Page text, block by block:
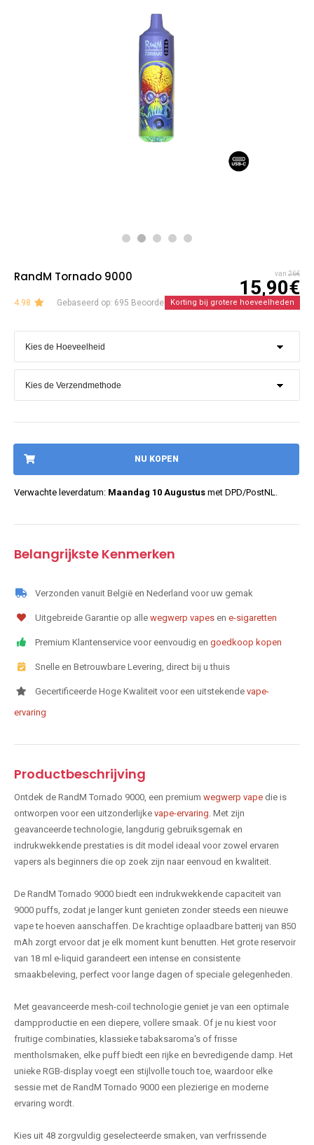
RandM Tornado 9000 van 26€
15,90€
4.98 Gebaseerd op: 695 BeoordelingenKorting bij grotere hoeveelheden
NU KOPEN
Verwachte leverdatum: Maandag 10 Augustus met DPD/PostNL.
Belangrijkste Kenmerken
Verzonden vanuit België en Nederland voor uw gemak
Uitgebreide Garantie op alle wegwerp vapes en e-sigaretten
Premium Klantenservice voor eenvoudig en goedkoop kopen
Snelle en Betrouwbare Levering, direct bij u thuis
Gecertificeerde Hoge Kwaliteit voor een uitstekende vape-
ervaring
Productbeschrijving
Ontdek de RandM Tornado 9000, een premium wegwerp vape die is
ontworpen voor een uitzonderlijke vape-ervaring . Met zijn
geavanceerde technologie, langdurig gebruiksgemak en
indrukwekkende prestaties is dit model ideaal voor zowel ervaren
vapers als beginners die op zoek zijn naar eenvoud en kwaliteit.
De RandM Tornado 9000 biedt een indrukwekkende capaciteit van
9000 puffs, zodat je langer kunt genieten zonder steeds een nieuwe
vape te hoeven aanschaffen. De krachtige oplaadbare batterij van 850
mAh zorgt ervoor dat je elk moment kunt benutten. Het grote reservoir
van 18 ml e-liquid garandeert een intense en consistente
smaakbeleving, perfect voor lange dagen of speciale gelegenheden.
Met geavanceerde mesh-coil technologie geniet je van een optimale
dampproductie en een diepere, vollere smaak. Of je nu kiest voor
fruitige combinaties, klassieke tabaksaroma's of frisse
mentholsmaken, elke puff biedt een rijke en bevredigende damp. Het
unieke RGB-display voegt een stijlvolle touch toe, waardoor elke
sessie met de RandM Tornado 9000 een plezierige en moderne
ervaring wordt.
Kies uit 48 zorgvuldig geselecteerde smaken, van verfrissende